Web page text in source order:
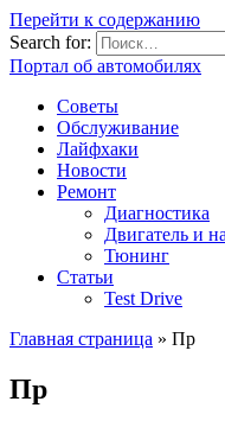
Перейти к содержанию
Search for:
Портал об автомобилях
Советы
Обслуживание
Лайфхаки
Новости
Ремонт
Диагностика
Двигатель и
Тюнинг
Статьи
Test Drive
Главная страница » Пр
Пр